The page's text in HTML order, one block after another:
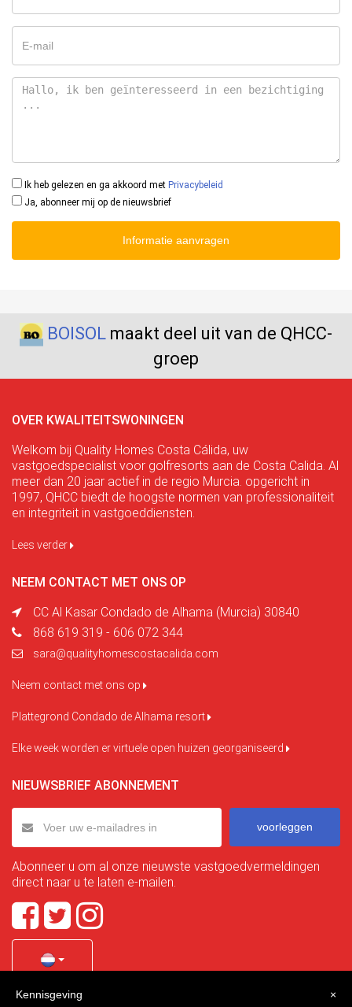
Ik heb gelezen en ga akkoord met Privacybeleid
Ja, abonneer mij op de nieuwsbrief
Informatie aanvragen
BOISOL maakt deel uit van de QHCC-
groep
OVER KWALITEITSWONINGEN
Welkom bij Quality Homes Costa Cálida, uw
vastgoedspecialist voor golfresorts aan de Costa Calida. Al
meer dan 20 jaar actief in de regio Murcia. opgericht in
1997, QHCC biedt de hoogste normen van professionaliteit
en integriteit in vastgoeddiensten.
Lees verder
NEEM CONTACT MET ONS OP
CC Al Kasar Condado de Alhama (Murcia) 30840
868 619 319 - 606 072 344
sara@qualityhomescostacalida.com
Neem contact met ons op
Plattegrond Condado de Alhama resort
Elke week worden er virtuele open huizen georganiseerd
NIEUWSBRIEF ABONNEMENT
voorleggen
Abonneer u om al onze nieuwste vastgoedvermeldingen
direct naar u te laten e-mailen.
×
Kennisgeving